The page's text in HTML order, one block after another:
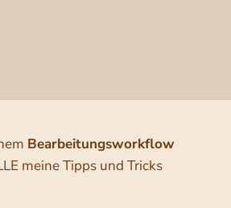
Bearbeitungsworkflow
meine Tipps und Tricks